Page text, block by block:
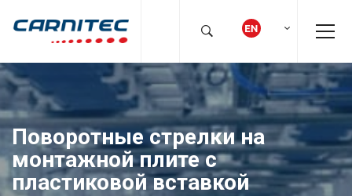
Поворотные стрелки на
монтажной плите с
пластиковой вставкой